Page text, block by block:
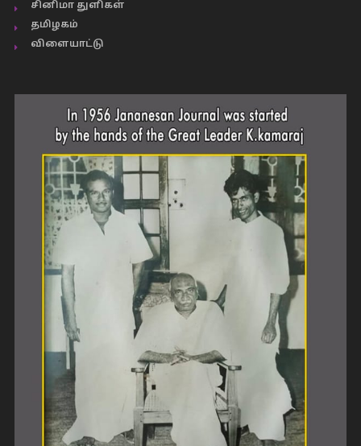
சினிமா துளிகள்
தமிழகம்
விளையாட்டு